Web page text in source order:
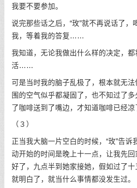
我要不要参加。
说完那些话之后，“玫”就不再说话了，
我，等着我的答复……
我知道，无论我做出什么样的决定，
活……
可是当时我的脑子乱极了，根本就无法
围的空气似乎都凝固了，也不知过了
了咖啡送到了嘴边，才知道咖啡已经
（３）
正当我大脑一片空白的时候，“玫”告诉
动开始的时间是晚上十一点，让我先
好了，九点半到她家接她，假如过了
就明白了，就当什么事情都没发生过。